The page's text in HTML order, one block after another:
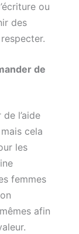
ou
des
de
l’aide
cela
les
femmes
afin